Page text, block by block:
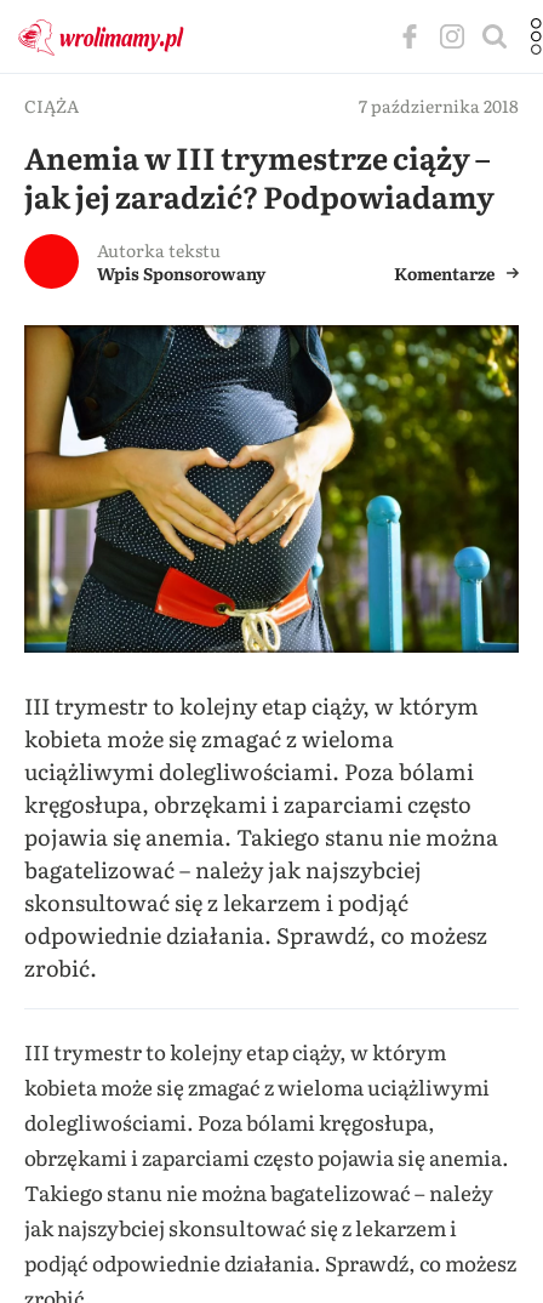
CIĄŻA 7 października 2018
Anemia w III trymestrze ciąży –
jak jej zaradzić? Podpowiadamy
Autorka tekstu
Wpis Sponsorowany
Komentarze
III trymestr to kolejny etap ciąży, w którym
kobieta może się zmagać z wieloma
uciążliwymi dolegliwościami. Poza bólami
kręgosłupa, obrzękami i zaparciami często
pojawia się anemia. Takiego stanu nie można
bagatelizować – należy jak najszybciej
skonsultować się z lekarzem i podjąć
odpowiednie działania. Sprawdź, co możesz
zrobić.
III trymestr to kolejny etap ciąży, w którym
kobieta może się zmagać z wieloma uciążliwymi
dolegliwościami. Poza bólami kręgosłupa,
obrzękami i zaparciami często pojawia się anemia.
Takiego stanu nie można bagatelizować – należy
jak najszybciej skonsultować się z lekarzem i
podjąć odpowiednie działania. Sprawdź, co możesz